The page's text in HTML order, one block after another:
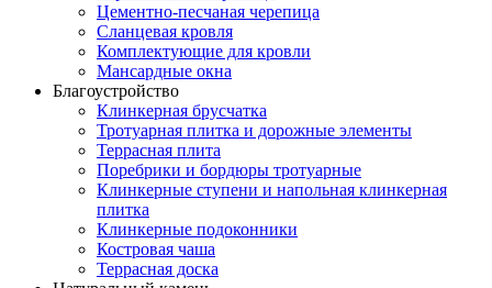
Цементно-песчаная черепица
Сланцевая кровля
Комплектующие для кровли
Мансардные окна
Благоустройство
Клинкерная брусчатка
Тротуарная плитка и дорожные элементы
Террасная плита
Поребрики и бордюры тротуарные
Клинкерные ступени и напольная клинкерная
плитка
Клинкерные подоконники
Костровая чаша
Террасная доска